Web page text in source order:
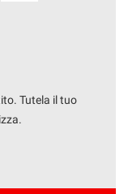
Tutela il tuo